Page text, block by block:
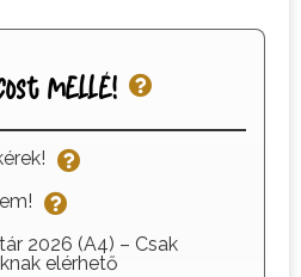
mellé!
2026 (A4) – Csak
elérhető